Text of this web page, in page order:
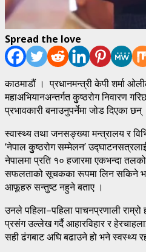
Spread the love
काठमाडौं । प्रधानमन्त्री केपी शर्मा
महाअभियानअन्तर्गत कुुष्ठरोग निवारण
प्रभावकारी बनाउनुपर्नेमा जोड दिएका छन्
स्वास्थ्य तथा जनसङ्ख्या मन्त्रालय र
‘नेपाल कुुष्ठरोग सम्मेलन’
नेपालमा प्रति १० हजारमा एकभन्दा
सफलताको सूचकका रूपमा लिन सकिने भए
आफूहरु सन्तुष्ट नहुने बताए ।
उनले पहिला–पहिला पाचनप्रणाली
प्रसंग उल्लेख गर्दै आहारविहार र
सही ढंगबाट अघि बढाउने हो भने स्वस्थ्य